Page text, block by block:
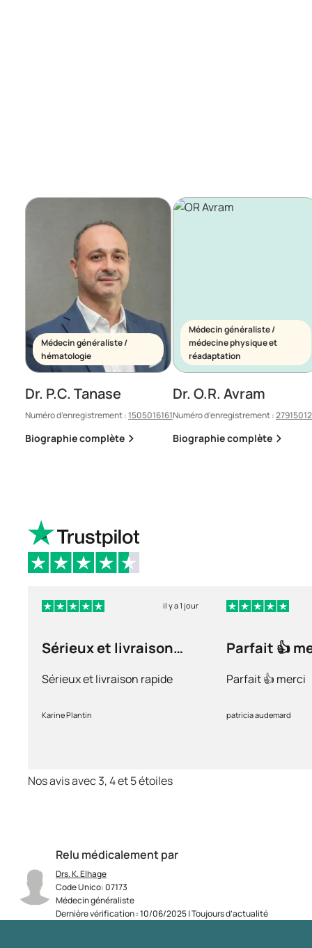
Relu médicalement par
Drs. K. Elhage
Code Unico: 07173
Médecin généraliste
Dernière vérification : 10/06/2025 | Toujours d’actualité
Médecin généraliste /
hématologie
Dr. P.C. Tanase
Numéro d’enregistrement :1505016161
Biographie complète
Médecin généraliste /
médecine physique et
réadaptation
Dr. O.R. Avram
Numéro d’enregistrement :
Biographie complète
il y a 1 jour
Sérieux et livraison
Sérieux et livraison rapide
Karine Plantin
Parfait 👍
Parfait 👍 merci
patricia audemard
Nos avis avec 3, 4 et 5 étoiles